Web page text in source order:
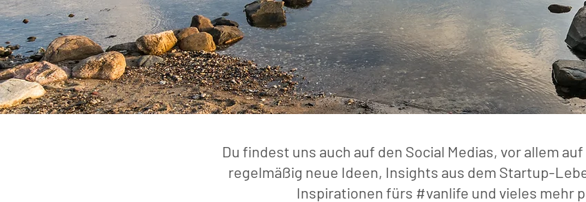
Du findest uns auch auf den Social Medias, vor allem
regelmäßig neue Ideen, Insights aus dem Startup-
Inspirationen fürs #vanlife und vieles mehr